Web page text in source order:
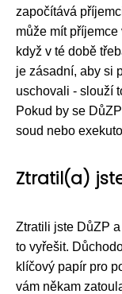
započítává
může mít
když v té době
je zásadní, aby si
uschovali - slouží
Pokud by se
soud nebo
Ztratil(a)
Ztratili jste DůZP
to vyřešit.
klíčový papír pro
vám někam